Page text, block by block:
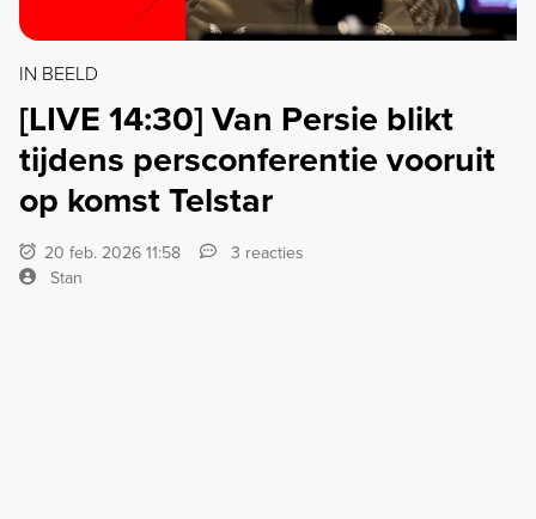
IN BEELD
[LIVE 14:30] Van Persie blikt
tijdens persconferentie vooruit
op komst Telstar
20 feb. 2026 11:58
3 reacties
Stan